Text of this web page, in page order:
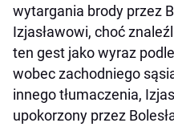
wytargania brody przez
Izjasławowi, choć
ten gest jako wyraz
wobec zachodniego
innego tłumaczenia,
upokorzony przez